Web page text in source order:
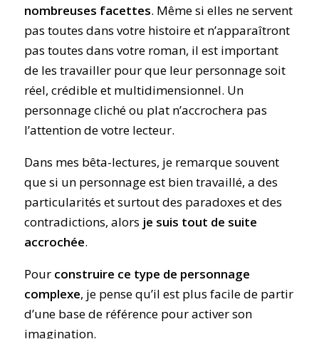
nombreuses facettes. Même si elles ne servent
pas toutes dans votre histoire et n’apparaîtront
pas toutes dans votre roman, il est important
de les travailler pour que leur personnage soit
réel, crédible et multidimensionnel. Un
personnage cliché ou plat n’accrochera pas
l’attention de votre lecteur.
Dans mes bêta-lectures, je remarque souvent
que si un personnage est bien travaillé, a des
particularités et surtout des paradoxes et des
contradictions, alors je suis tout de suite
accrochée.
Pour construire ce type de personnage
complexe, je pense qu’il est plus facile de partir
d’une base de référence pour activer son
imagination.